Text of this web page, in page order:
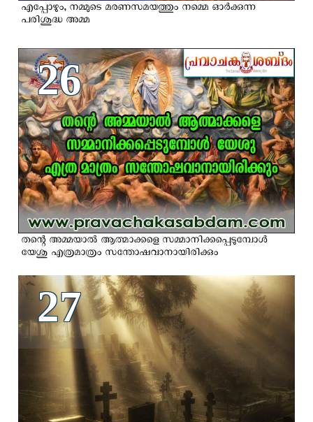
എപ്പോഴും, നമ്മുടെ മരണസമയത്തും നമ്മെ ഓർക്കുന്ന
പരിശുദ്ധ അമ്മ
26
തന്റെ അമ്മയാല്‍ ആത്മാക്കളെ സമ്മാനിക്കപ്പെടുമ്പോള്‍
യേശു എത്രമാത്രം സന്തോഷവാനായിരിക്കും
27